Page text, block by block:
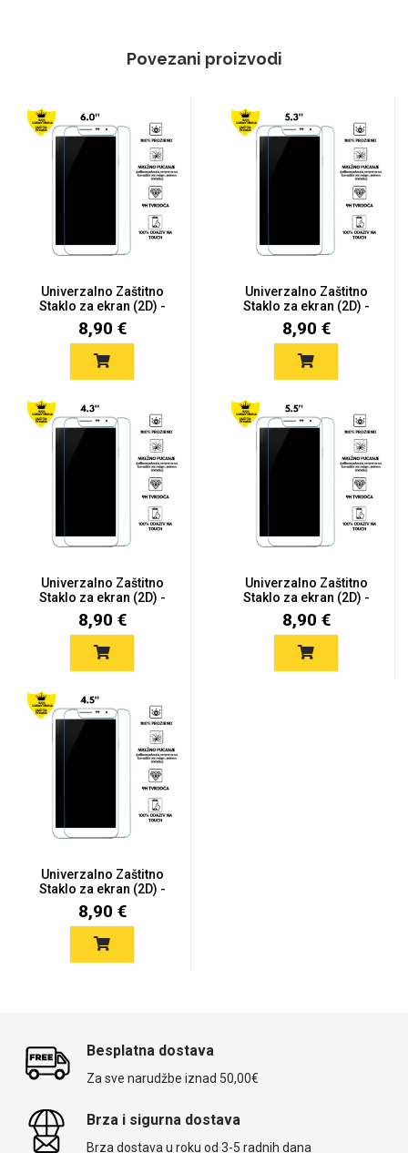
Povezani proizvodi
Univerzalno Zaštitno
Staklo za ekran (2D) -
6....
8,90 €
Univerzalno Zaštitno
Staklo za ekran (2D) -
5....
8,90 €
Univerzalno Zaštitno
Staklo za ekran (2D) -
4....
8,90 €
Univerzalno Zaštitno
Staklo za ekran (2D) -
5....
8,90 €
Univerzalno Zaštitno
Staklo za ekran (2D) -
4....
8,90 €
Besplatna dostava
Za sve narudžbe iznad 50,00€
Brza i sigurna dostava
Brza dostava u roku od 3-5 radnih dana